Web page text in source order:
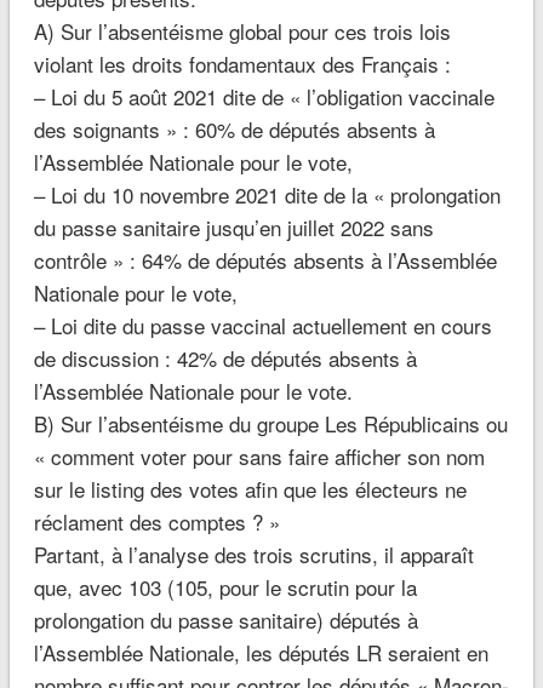
A) Sur l’absentéisme global pour ces trois lois
violant les droits fondamentaux des Français :
– Loi du 5 août 2021 dite de « l’obligation vaccinale
des soignants » : 60% de députés absents à
l’Assemblée Nationale pour le vote,
– Loi du 10 novembre 2021 dite de la « prolongation
du passe sanitaire jusqu’en juillet 2022 sans
contrôle » : 64% de députés absents à l’Assemblée
Nationale pour le vote,
– Loi dite du passe vaccinal actuellement en cours
de discussion : 42% de députés absents à
l’Assemblée Nationale pour le vote.
B) Sur l’absentéisme du groupe Les Républicains ou
« comment voter pour sans faire afficher son nom
sur le listing des votes afin que les électeurs ne
réclament des comptes ? »
Partant, à l’analyse des trois scrutins, il apparaît
que, avec 103 (105, pour le scrutin pour la
prolongation du passe sanitaire) députés à
l’Assemblée Nationale, les députés LR seraient en